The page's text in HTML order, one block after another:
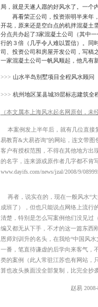
局，就是天遂人愿的好风水了。一个
再看荣正公司，投资崇明半来年，
开花，原来还是空白点的机拌混凝土
分点共办起了3家混凝土公司（其中
行的３倍（几乎令人难以置信）。同
司、投资公司和房屋开发公司，写稿
一家混凝土公司一帆风顺起，他凡有
>>> 山水半岛别墅项目全程风水顾问
>>> 杭州地区某县城39层标志建筑全
（本文属本上海风水起名网 原创，未
本案例发上半年后，就有几位直接
易教育&大易咨询”的网站，连文带
客户有授权范围，不得在其他地方出
的名字，连来源或原作者几字都不肯
www.dayifs.com/news/jzal/2008/9/
再者，说实在的，现在一般风水“大
成班了），但也只能说点网络上流行
清楚，特别是怎么写案例他们没见过
编又都无从下手，不才的这一篇东西
恩师刘训升的名头，在我给“中国风
一番，笔直待谦虚的后学向来客气，
类的案例（此人常驻江苏也有网站，
算也改头换面没全部复制，比完全抄
赵易 2008-8-